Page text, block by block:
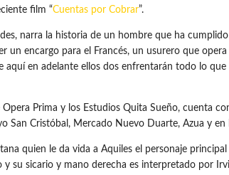
film “Cuentas por Cobrar”.
narra la historia de un hombre que ha
un encargo para el Francés, un usurero que
aquí en adelante ellos dos enfrentarán todo lo
Prima y los Estudios Quita Sueño, cuenta
San Cristóbal, Mercado Nuevo Duarte, Azua y
quien le da vida a Aquiles el personaje
su sicario y mano derecha es interpretado por